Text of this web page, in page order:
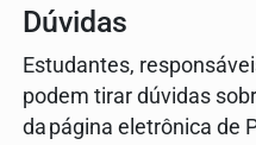
Dúvidas
Estudantes,
podem tirar dúvidas
da página eletrônica de